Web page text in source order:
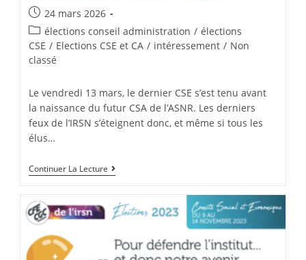
24 mars 2026
élections conseil administration / élections
CSE / Elections CSE et CA / intéressement / Non
classé
Le vendredi 13 mars, le dernier CSE s’est tenu avant
la naissance du futur CSA de l’ASNR. Les derniers
feux de l’IRSN s’éteignent donc, et même si tous les
élus…
Continuer La Lecture